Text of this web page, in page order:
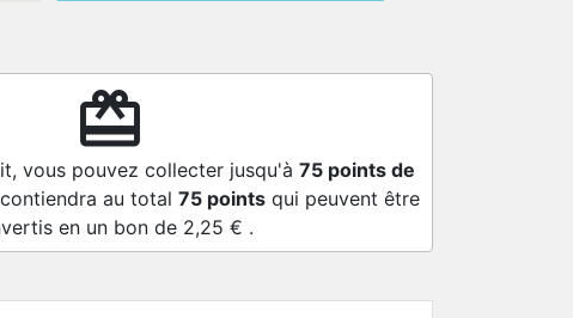
redeem
vous pouvez collecter jusqu'à 75 points de
au total 75pointsqui peuvent être
en un bon de 2,25 € .